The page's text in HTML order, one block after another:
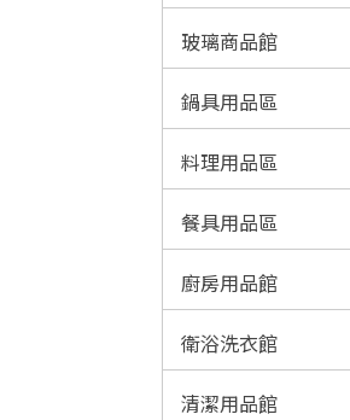
玻璃商品館
鍋具用品區
料理用品區
餐具用品區
廚房用品館
衛浴洗衣館
清潔用品館